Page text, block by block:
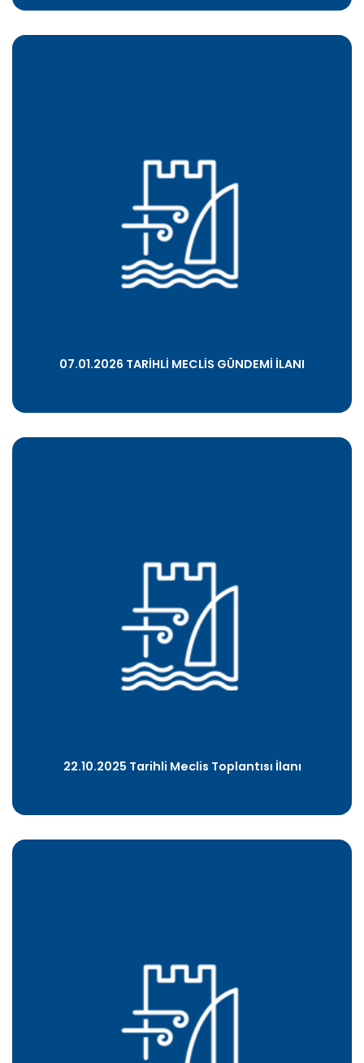
07.01.2026 TARİHLİ MECLİS GÜNDEMİ İLANI
22.10.2025 Tarihli Meclis Toplantısı İlanı